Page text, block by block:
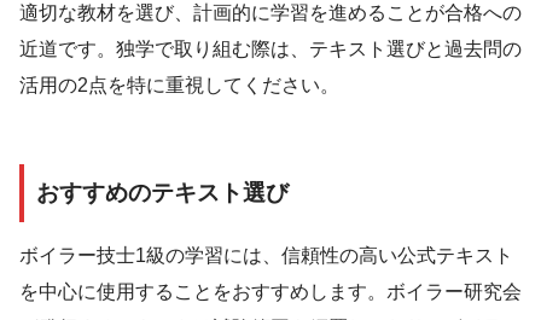
適切な教材を選び、計画的に学習を進めることが合格への
近道です。独学で取り組む際は、テキスト選びと過去問の
活用の2点を特に重視してください。
おすすめのテキスト選び
ボイラー技士1級の学習には、信頼性の高い公式テキスト
を中心に使用することをおすすめします。ボイラー研究会